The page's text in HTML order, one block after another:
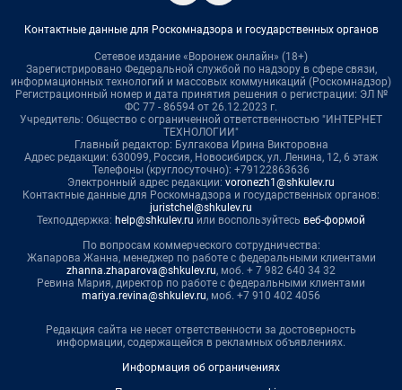
Контактные данные для Роскомнадзора и государственных органов
Сетевое издание «Воронеж онлайн» (18+)
Зарегистрировано Федеральной службой по надзору в сфере связи,
информационных технологий и массовых коммуникаций (Роскомнадзор)
Регистрационный номер и дата принятия решения о регистрации: ЭЛ №
ФС 77 - 86594 от 26.12.2023 г.
Учредитель: Общество с ограниченной ответственностью "ИНТЕРНЕТ
ТЕХНОЛОГИИ"
Главный редактор: Булгакова Ирина Викторовна
Адрес редакции: 630099, Россия, Новосибирск, ул. Ленина, 12, 6 этаж
Телефоны (круглосуточно): +79122863636
Электронный адрес редакции: voronezh1@shkulev.ru
Контактные данные для Роскомнадзора и государственных органов:
juristchel@shkulev.ru
Техподдержка: help@shkulev.ru или воспользуйтесь веб-формой
По вопросам коммерческого сотрудничества:
Жапарова Жанна, менеджер по работе с федеральными клиентами
zhanna.zhaparova@shkulev.ru, моб. + 7 982 640 34 32
Ревина Мария, директор по работе с федеральными клиентами
mariya.revina@shkulev.ru, моб. +7 910 402 4056
Редакция сайта не несет ответственности за достоверность
информации, содержащейся в рекламных объявлениях.
Информация об ограничениях